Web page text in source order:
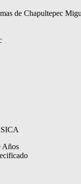
de Chapultepec
Años